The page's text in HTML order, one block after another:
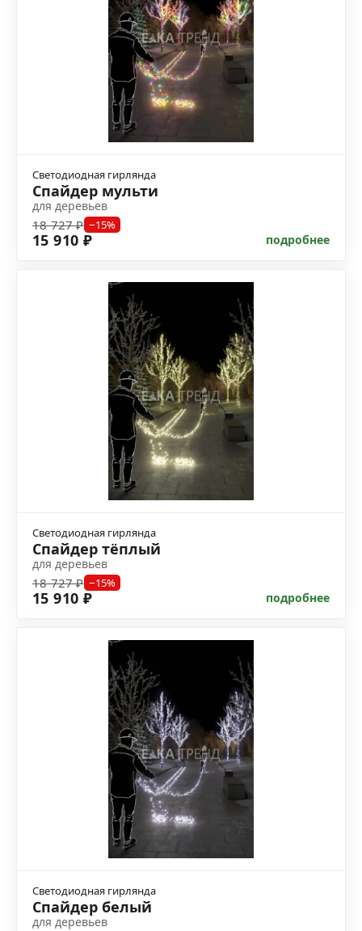
Светодиодная гирлянда
Спайдер мульти
для деревьев
18 727 ₽ −15%
15 910 ₽ подробнее
Светодиодная гирлянда
Спайдер тёплый
для деревьев
18 727 ₽ −15%
15 910 ₽ подробнее
Светодиодная гирлянда
Спайдер белый
для деревьев